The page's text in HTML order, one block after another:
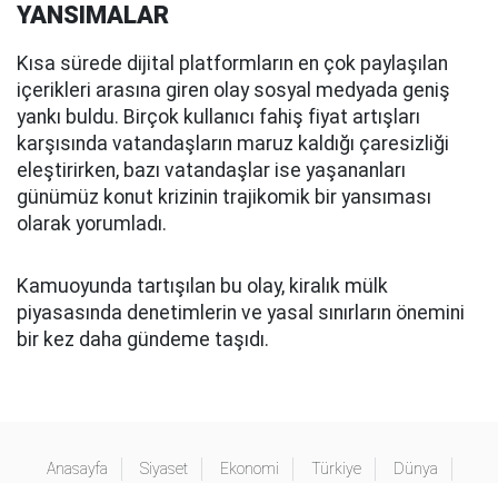
YANSIMALAR
Kısa sürede dijital platformların en çok paylaşılan
içerikleri arasına giren olay sosyal medyada geniş
yankı buldu. Birçok kullanıcı fahiş fiyat artışları
karşısında vatandaşların maruz kaldığı çaresizliği
eleştirirken, bazı vatandaşlar ise yaşananları
günümüz konut krizinin trajikomik bir yansıması
olarak yorumladı.
Kamuoyunda tartışılan bu olay, kiralık mülk
piyasasında denetimlerin ve yasal sınırların önemini
bir kez daha gündeme taşıdı.
Anasayfa Siyaset Ekonomi Türkiye Dünya